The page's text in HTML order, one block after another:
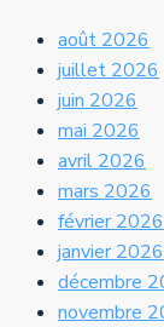
août 2026
juillet 2026
juin 2026
mai 2026
avril 2026
mars 2026
février 2026
janvier 2026
décembre
novembre